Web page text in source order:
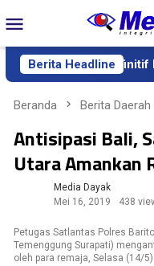
ke
kontenMobile
Berita Headline
Sekda Definitif
Beranda Berita Daerah
Antisipasi Bali,
Utara Amankan
Media Dayak
Mei 16, 2019
438
Petugas Satlantas Polres
Temenggung Surapati)
oleh para remaja, Selasa (14/